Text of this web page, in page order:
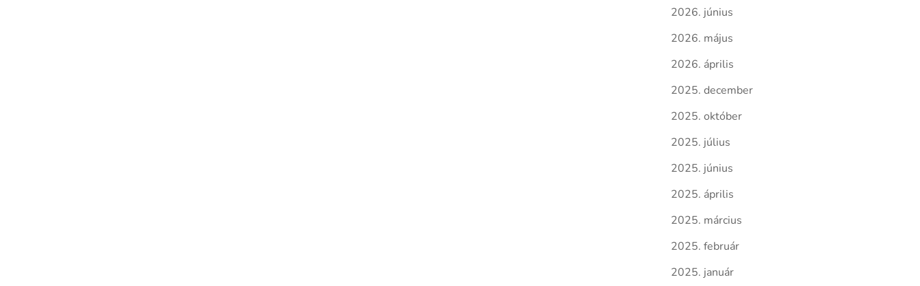
2026. június
2026. május
2026. április
2025. december
2025. október
2025. július
2025. június
2025. április
2025. március
2025. február
2025. január